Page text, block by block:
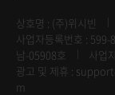
상호명 : (주)위시빈
사업자등록번호 : 599-
남-05908호
사업
광고 및 제휴 :
m